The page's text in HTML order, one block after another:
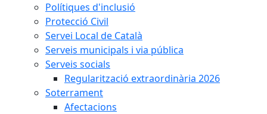
Polítiques d'inclusió
Protecció Civil
Servei Local de Català
Serveis municipals i via pública
Serveis socials
Regularització extraordinària 2026
Soterrament
Afectacions